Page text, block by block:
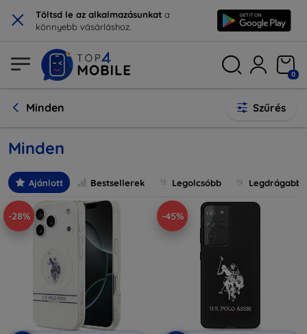
× Töltsd le az alkalmazásunkat a
könnyebb vásárláshoz.
0
Minden Szűrés
Minden
Ajánlott Bestsellerek Legolcsóbb Legdrágabb
-28% -45%